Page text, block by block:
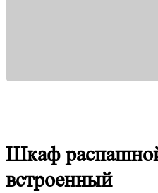
Шкаф
встроенный